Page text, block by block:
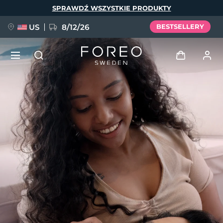
SPRAWDŹ WSZYSTKIE PRODUKTY
US 8/12/26 BESTSELLERY
Profil użytkownika
Moje urządzenia
Moje zamówienia
Moje adresy
Moje subskrypcje
NOWOŚĆ
FAQ™ Pure Beauty-Tech Elixir
BREAKING NEWS
issa™ Teeth Whitening Set
Język
English Deutsch
Español
Français
Italiano
Português
Polski
Svenska
Русский
Türkçe
简体中文 繁體中文